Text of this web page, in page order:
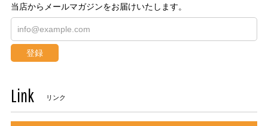
当店からメールマガジンをお届けいたします。
登録
Link リンク